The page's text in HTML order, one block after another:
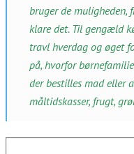
bruger de muligheden,
klare det. Til gengæld
travl hverdag og øget
på, hvorfor
der bestilles mad eller
måltidskasser, frugt,